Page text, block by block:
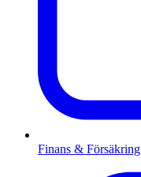
Finans & Försäkring